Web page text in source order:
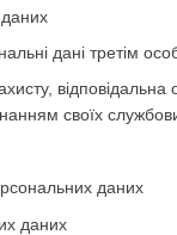
дані третім
своїх
даних
даних